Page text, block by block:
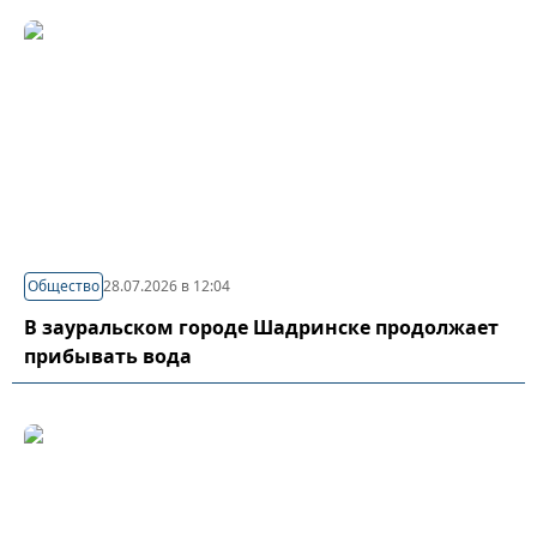
Общество28.07.2026 в 12:04
В зауральском городе Шадринске продолжает
прибывать вода